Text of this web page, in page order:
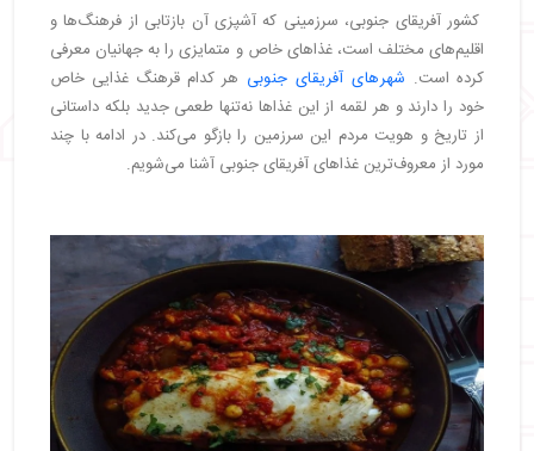
کشور آفریقای جنوبی، سرزمینی که آشپزی آن بازتابی از فرهنگ‌ها و
اقلیم‌های مختلف است، غذاهای خاص و متمایزی را به جهانیان معرفی
کرده است. شهرهای آفریقای جنوبی هر کدام قرهنگ غذایی خاص
خود را دارند و هر لقمه از این غذاها نه‌تنها طعمی جدید بلکه داستانی
از تاریخ و هویت مردم این سرزمین را بازگو می‌کند. در ادامه با چند
مورد از معروف‌ترین غذاهای آفریقای جنوبی آشنا می‌شویم.